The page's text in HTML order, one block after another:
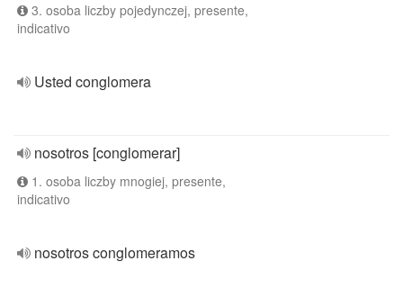
3. osoba liczby pojedynczej, presente,
indicativo
Usted conglomera
nosotros [conglomerar]
1. osoba liczby mnogiej, presente,
indicativo
nosotros conglomeramos